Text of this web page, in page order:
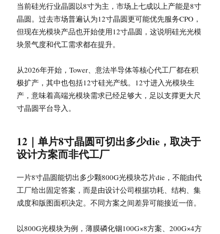
当前硅光行业晶圆以8寸为主，市场上七成以上产能是8寸
晶圆。过去市场普遍认为12寸晶圆更可能优先服务CPO，
但现在光模块产品也开始使用12寸晶圆，这说明硅光光模
块景气度和代工需求都在提升。
从2026年开始，Tower、意法半导体等核心代工厂都在积
极扩产，其中也包括12寸硅光产线。12寸进入光模块生
产，意味着高端光模块需求已经足够大，足以支撑更大尺
寸晶圆平台导入。
12｜单片8寸晶圆可切出多少die，取决于
设计方案而非代工厂
一片8寸晶圆能切出多少颗800G光模块芯片die，不能由代
工厂给出固定答案，而是由设计公司根据功耗、结构、集
成度和版图面积决定。不同方案之间差异可能接近一倍。
以800G光模块为例，薄膜磷化铟100G×8方案、200G×4方